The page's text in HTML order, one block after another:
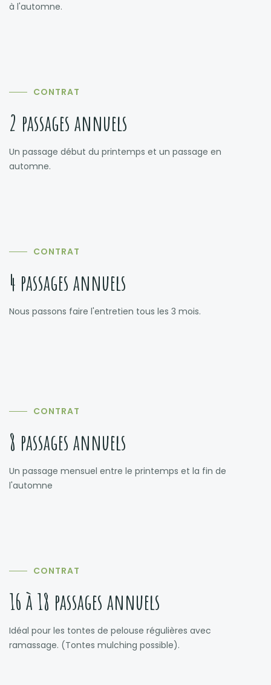
à l'automne.
CONTRAT
2 passages annuels
Un passage début du printemps et un passage en
automne.
CONTRAT
4 passages annuels
Nous passons faire l'entretien tous les 3 mois.
CONTRAT
8 passages annuels
Un passage mensuel entre le printemps et la fin de
l'automne
CONTRAT
16 à 18 passages annuels
Idéal pour les tontes de pelouse régulières avec
ramassage. (Tontes mulching possible).